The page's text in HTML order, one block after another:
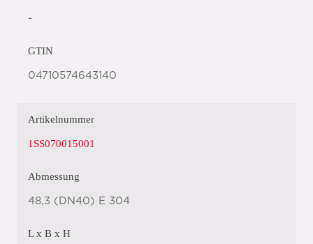
-
GTIN
04710574643140
Artikelnummer
1SS070015001
Abmessung
48,3 (DN40) E 304
L x B x H